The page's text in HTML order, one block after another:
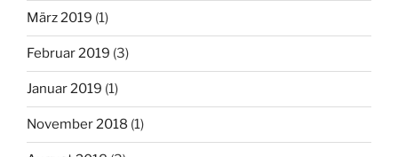
März 2019 (1)
Februar 2019 (3)
Januar 2019 (1)
November 2018 (1)